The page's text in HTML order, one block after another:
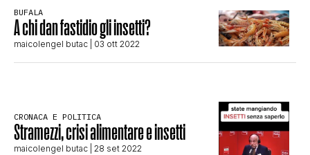
SCIENZA E TECNOLOGIA
STORIA E CITAZIONI
BUFALA
A chi dan fastidio gli insetti?
maicolengel butac | 03 ott 2022
CRONACA E POLITICA
Stramezzi, crisi alimentare e insetti
maicolengel butac | 28 set 2022